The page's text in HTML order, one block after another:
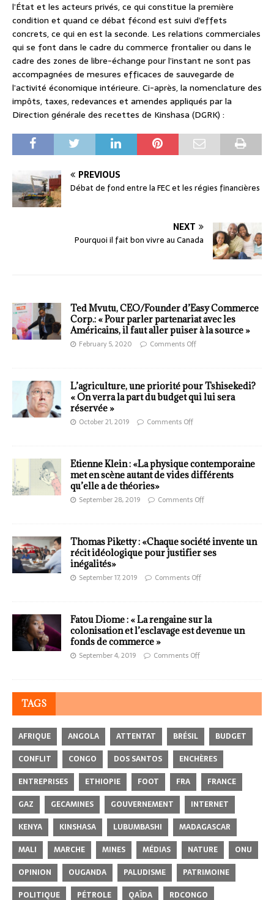
l’État et les acteurs privés, ce qui constitue la première
condition et quand ce débat fécond est suivi d’effets
concrets, ce qui en est la seconde. Les relations commerciales
qui se font dans le cadre du commerce frontalier ou dans le
cadre des zones de libre-échange pour l’instant ne sont pas
accompagnées de mesures efficaces de sauvegarde de
l’activité économique intérieure. Ci-après, la nomenclature des
impôts, taxes, redevances et amendes appliqués par la
Direction générale des recettes de Kinshasa (DGRK) :
PREVIOUS
Débat de fond entre la FEC et les régies financières
NEXT
Pourquoi il fait bon vivre au Canada
Ted Mvutu, CEO/Founder d’Easy Commerce
Corp.: « Pour parler partenariat avec les
Américains, il faut aller puiser à la source »
February 5, 2020 Comments Off
L’agriculture, une priorité pour Tshisekedi?
« On verra la part du budget qui lui sera
réservée »
October 21, 2019 Comments Off
Etienne Klein : «La physique contemporaine
met en scène autant de vides différents
qu’elle a de théories»
September 28, 2019 Comments Off
Thomas Piketty : «Chaque société invente un
récit idéologique pour justifier ses
inégalités»
September 17, 2019 Comments Off
Fatou Diome : « La rengaine sur la
colonisation et l’esclavage est devenue un
fonds de commerce »
September 4, 2019 Comments Off
TAGS
AFRIQUE ANGOLA ATTENTAT BRÉSIL
BUDGET
CONFLIT
CONGO DOS SANTOS
ENCHÈRES
ENTREPRISES
ETHIOPIE FOOT FRA
FRANCE
GAZ
GECAMINES GOUVERNEMENT
INTERNET
KENYA
KINSHASA LUBUMBASHI
MADAGASCAR
MALI
MARCHE MINES MÉDIAS NATURE
ONU
OPINION
OUGANDA PALUDISME
PATRIMOINE
POLITIQUE
PÉTROLE QAÏDA RDCONGO